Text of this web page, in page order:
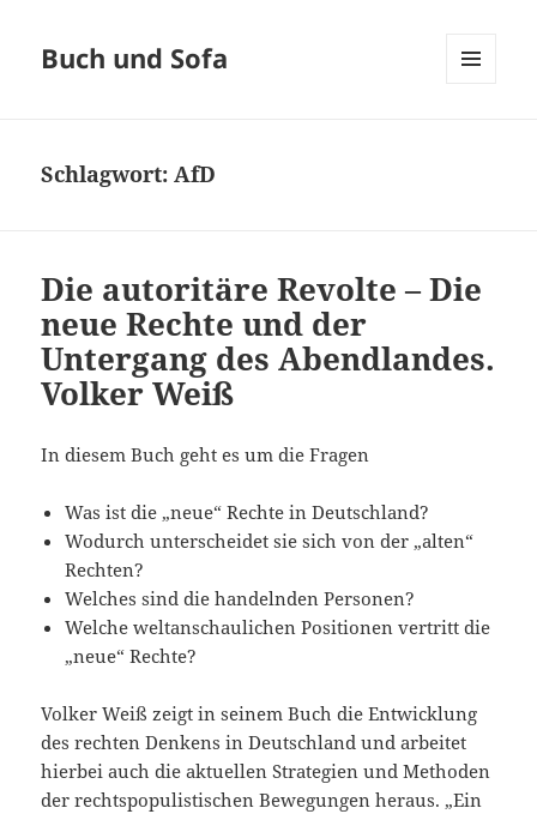
Buch und Sofa
Schlagwort:AfD
Die autoritäre Revolte – Die
neue Rechte und der
Untergang des Abendlandes.
Volker Weiß
In diesem Buch geht es um die Fragen
Was ist die „neue“ Rechte in Deutschland?
Wodurch unterscheidet sie sich von der „alten“
Rechten?
Welches sind die handelnden Personen?
Welche weltanschaulichen Positionen vertritt die
„neue“ Rechte?
Volker Weiß zeigt in seinem Buch die Entwicklung
des rechten Denkens in Deutschland und arbeitet
hierbei auch die aktuellen Strategien und Methoden
der rechtspopulistischen Bewegungen heraus. „Ein